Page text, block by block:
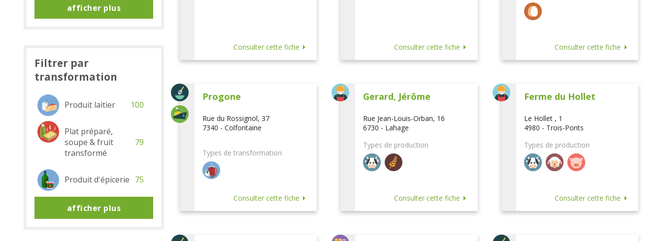
Consulter cette fiche Consulter cette fiche Consulter cette fiche
Progone
Rue du Rossignol, 37
7340 - Colfontaine
Types de transformation
Consulter cette fiche
Gerard, Jérôme
Rue Jean-Louis-Orban, 16
6730 - Lahage
Types de production
Consulter cette fiche
Ferme du Hollet
Le Hollet , 1
4980 - Trois-Ponts
Types de production
Consulter cette fiche
afficher plus
Filtrer par
transformation
Produit laitier 100
Plat préparé,
soupe & fruit
transformé
79
Produit d'épicerie 75
afficher plus